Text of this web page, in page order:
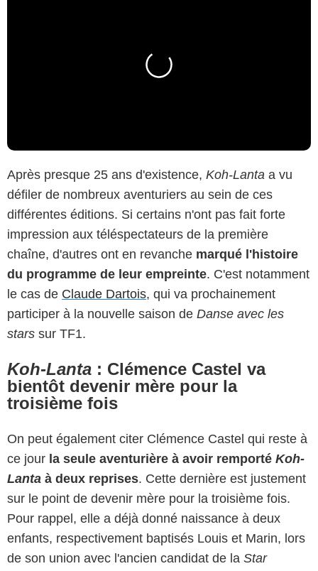
Après presque 25 ans d'existence, Koh-Lanta a vu
défiler de nombreux aventuriers au sein de ces
différentes éditions. Si certains n'ont pas fait forte
impression aux téléspectateurs de la première
chaîne, d'autres ont en revanche marqué l'histoire
du programme de leur empreinte. C'est notamment
le cas de Claude Dartois, qui va prochainement
participer à la nouvelle saison de Danse avec les
stars sur TF1.
Koh-Lanta : Clémence Castel va
bientôt devenir mère pour la
troisième fois
On peut également citer Clémence Castel qui reste à
ce jour la seule aventurière à avoir remporté Koh-
Lanta à deux reprises. Cette dernière est justement
sur le point de devenir mère pour la troisième fois.
Pour rappel, elle a déjà donné naissance à deux
enfants, respectivement baptisés Louis et Marin, lors
de son union avec l'ancien candidat de la Star